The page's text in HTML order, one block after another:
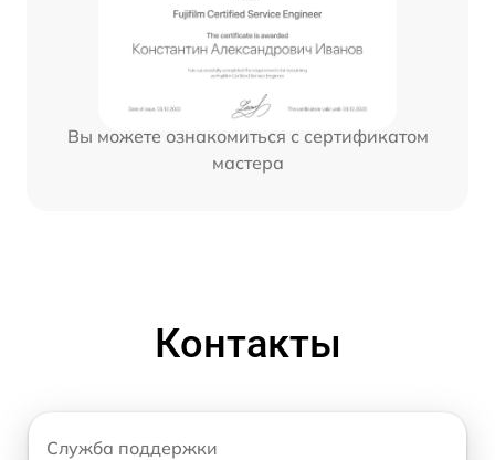
Вы можете ознакомиться с сертификатом
мастера
Контакты
Служба поддержки